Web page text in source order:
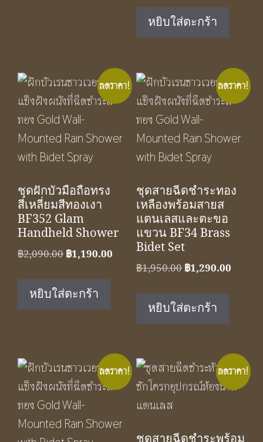
฿4,650.00.
หยิบใส่ตะกร้า
ลดราคา!
ชุดฝักบัวมือถือทรง
สี่เหลี่ยมสีทองเงา
BF352 Glam
Handheld Shower
฿2,090.00 Original
฿2,090.00.
฿1,190.00 Current
฿1,190.00.
หยิบใส่ตะกร้า
ลดราคา!
ชุดสายฉีดชำระทอง
เหลืองพร้อมสายส
แตนเลสและตะขอ
แขวน BF34 Brass
Bidet Set
฿1,950.00 Original
฿1,950.00.
฿1,290.00
หยิบใส่ตะกร้า
ลดราคา! ลดราคา!